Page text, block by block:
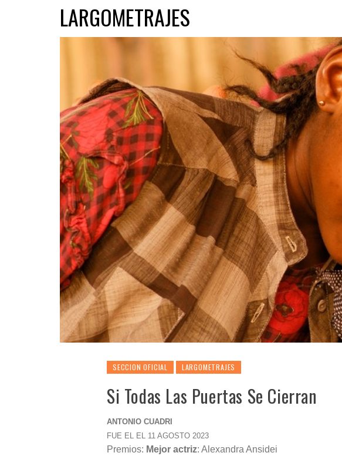
LARGOMETRAJES
SECCION OFICIAL LARGOMETRAJES
Si Todas Las Puertas Se Cierran
ANTONIO CUADRI
FUE EL EL 11 AGOSTO 2023
Premios: Mejor actriz: Alexandra Ansidei